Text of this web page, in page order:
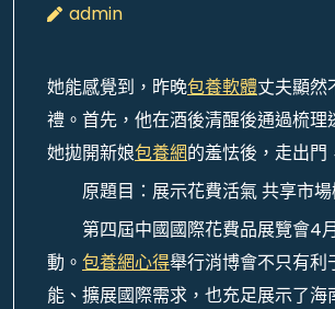
admin
她能感覺到，昨晚包養軟體丈夫顯然
禮。首先，他在酒後清醒後通過梳理
她拋開新娘包養網的羞怯後，走出門
原題目：展示花費活氣 共享市
第四屆中國國際花費品展覽會4
動。 包養網心得舉行消博會不只有利
能、擴展國際需求，也充足展示了